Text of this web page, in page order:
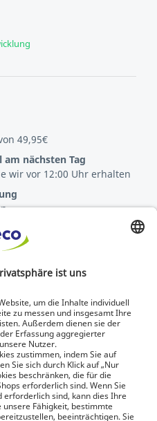
49,95€
nächsten Tag
wir vor 12:00 Uhr erhalten
Tipps von Experten
für umweltfreundlichere
ausschließlich
Sie Nettopreise (exkl.
Widerrufsrechte sind